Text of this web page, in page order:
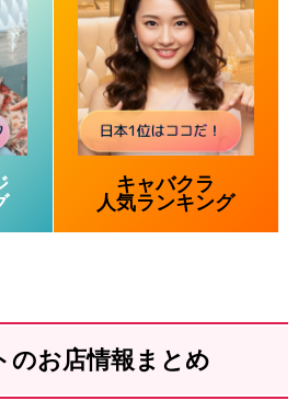
キャバクラ
人気ランキング
のお店情報まとめ